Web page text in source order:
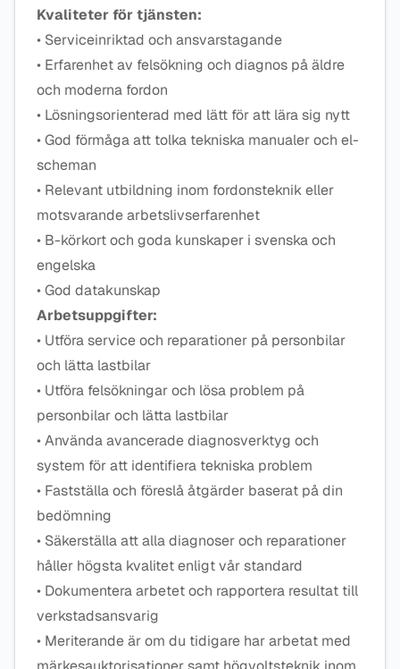
Kvaliteter för tjänsten:
• Serviceinriktad och ansvarstagande
• Erfarenhet av felsökning och diagnos på äldre
och moderna fordon
• Lösningsorienterad med lätt för att lära sig nytt
• God förmåga att tolka tekniska manualer och el-
scheman
• Relevant utbildning inom fordonsteknik eller
motsvarande arbetslivserfarenhet
• B-körkort och goda kunskaper i svenska och
engelska
• God datakunskap
Arbetsuppgifter:
• Utföra service och reparationer på personbilar
och lätta lastbilar
• Utföra felsökningar och lösa problem på
personbilar och lätta lastbilar
• Använda avancerade diagnosverktyg och
system för att identifiera tekniska problem
• Fastställa och föreslå åtgärder baserat på din
bedömning
• Säkerställa att alla diagnoser och reparationer
håller högsta kvalitet enligt vår standard
• Dokumentera arbetet och rapportera resultat till
verkstadsansvarig
• Meriterande är om du tidigare har arbetat med